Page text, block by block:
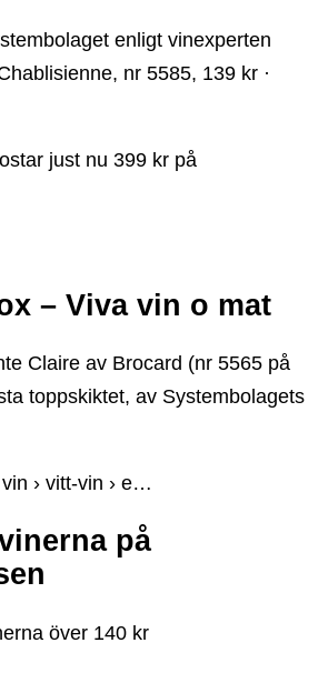
enligt vinexperten
nr 5585, 139 kr ·
just nu 399 kr på
– Viva vin o mat
Claire av Brocard (nr 5565 på
toppskiktet, av Systembolagets
› vitt-vin › e…
på
över 140 kr